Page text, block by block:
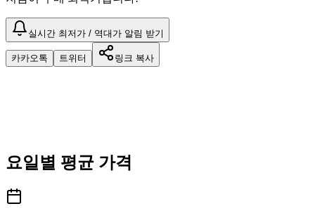
실시간 최저가 / 역대가 알림 받기
카카오톡 트위터 링크 복사
요일별 평균 가격